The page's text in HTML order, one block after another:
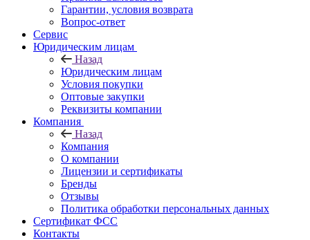
Гарантии, условия возврата
Вопрос-ответ
Сервис
Юридическим лицам
Назад
Юридическим лицам
Условия покупки
Оптовые закупки
Реквизиты компании
Компания
Назад
Компания
О компании
Лицензии и сертификаты
Бренды
Отзывы
Политика обработки персональных данных
Сертификат ФСС
Контакты